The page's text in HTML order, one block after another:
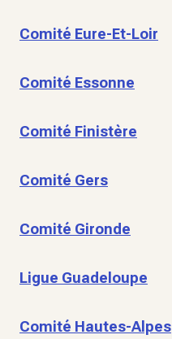
Comité Eure-Et-Loir
Comité Essonne
Comité Finistère
Comité Gers
Comité Gironde
Ligue Guadeloupe
Comité Hautes-Alpes